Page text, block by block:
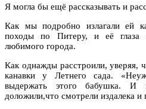
Я могла бы ещё рассказывать и
Как мы подробно излагали ей
походы по Питеру, и её глаза
любимого города.
Как однажды расстроили, уверяя,
канавки у Летнего сада.
выдержать этого бабушка. И
доложили,что смотрели издалека и